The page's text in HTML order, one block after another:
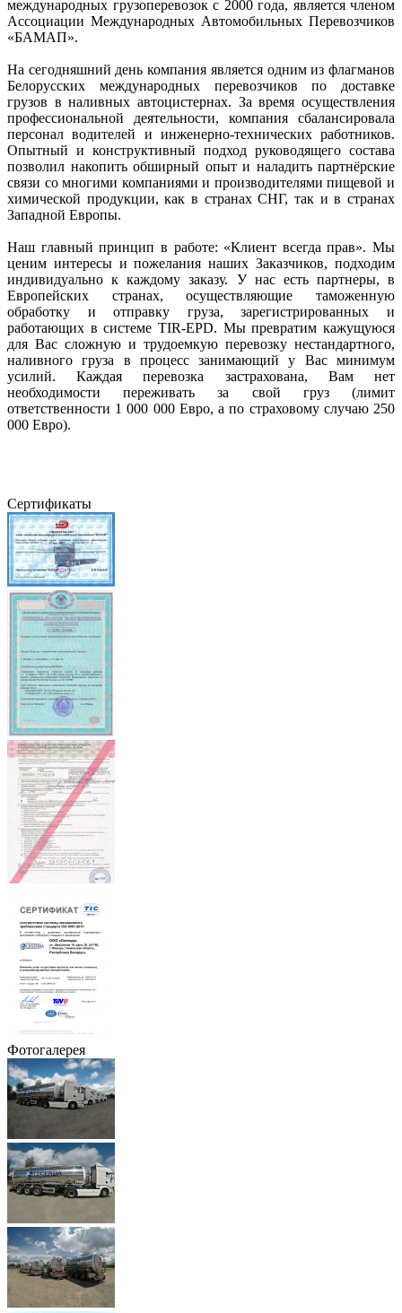
международных грузоперевозок с 2000 года, является членом
Ассоциации Международных Автомобильных Перевозчиков
«БАМАП».
На сегодняшний день компания является одним из флагманов
Белорусских международных перевозчиков по доставке
грузов в наливных автоцистернах. За время осуществления
профессиональной деятельности, компания сбалансировала
персонал водителей и инженерно-технических работников.
Опытный и конструктивный подход руководящего состава
позволил накопить обширный опыт и наладить партнёрские
связи со многими компаниями и производителями пищевой и
химической продукции, как в странах СНГ, так и в странах
Западной Европы.
Наш главный принцип в работе: «Клиент всегда прав». Мы
ценим интересы и пожелания наших Заказчиков, подходим
индивидуально к каждому заказу. У нас есть партнеры, в
Европейских странах, осуществляющие таможенную
обработку и отправку груза, зарегистрированных и
работающих в системе TIR-EPD. Мы превратим кажущуюся
для Вас сложную и трудоемкую перевозку нестандартного,
наливного груза в процесс занимающий у Вас минимум
усилий. Каждая перевозка застрахована, Вам нет
необходимости переживать за свой груз (лимит
ответственности 1 000 000 Евро, а по страховому случаю 250
000 Евро).
Сертификаты
Фотогалерея